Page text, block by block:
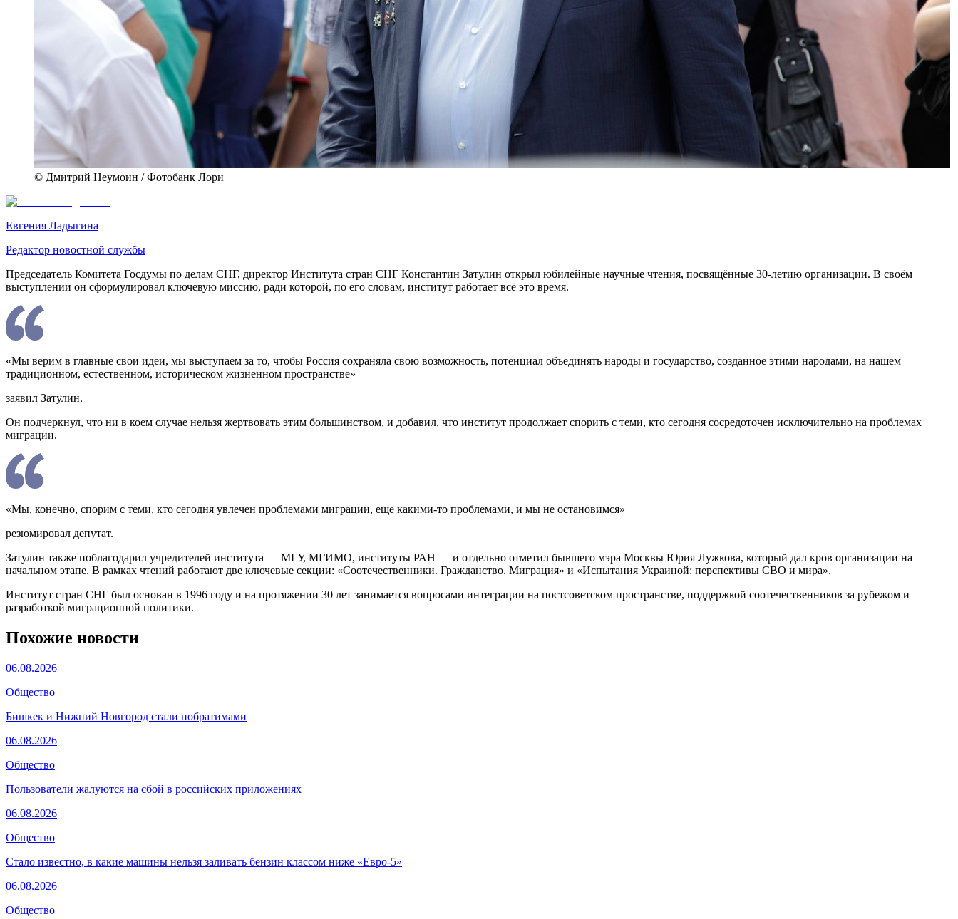
© Дмитрий Неумоин / Фотобанк Лори
Евгения Ладыгина
Редактор новостной службы
Председатель Комитета Госдумы по делам СНГ, директор Института стран СНГ Константин Затулин открыл юбилейные научные чтения, посвящённые 30-летию организации. В своём
выступлении он сформулировал ключевую миссию, ради которой, по его словам, институт работает всё это время.
«Мы верим в главные свои идеи, мы выступаем за то, чтобы Россия сохраняла свою возможность, потенциал объединять народы и государство, созданное этими народами, на нашем
традиционном, естественном, историческом жизненном пространстве»
заявил Затулин.
Он подчеркнул, что ни в коем случае нельзя жертвовать этим большинством, и добавил, что институт продолжает спорить с теми, кто сегодня сосредоточен исключительно на проблемах
миграции.
«Мы, конечно, спорим с теми, кто сегодня увлечен проблемами миграции, еще какими-то проблемами, и мы не остановимся»
резюмировал депутат.
Затулин также поблагодарил учредителей института — МГУ, МГИМО, институты РАН — и отдельно отметил бывшего мэра Москвы Юрия Лужкова, который дал кров организации на
начальном этапе. В рамках чтений работают две ключевые секции: «Соотечественники. Гражданство. Миграция» и «Испытания Украиной: перспективы СВО и мира».
Институт стран СНГ был основан в 1996 году и на протяжении 30 лет занимается вопросами интеграции на постсоветском пространстве, поддержкой соотечественников за рубежом и
разработкой миграционной политики.
Похожие новости
06.08.2026
Общество
Бишкек и Нижний Новгород стали побратимами
06.08.2026
Общество
Пользователи жалуются на сбой в российских приложениях
06.08.2026
Общество
Стало известно, в какие машины нельзя заливать бензин классом ниже «Евро-5»
06.08.2026
Общество